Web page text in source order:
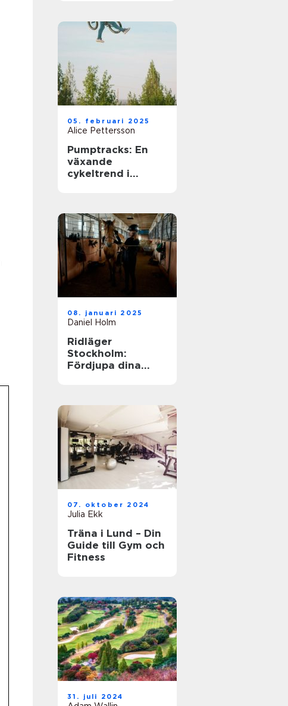
05. februari 2025
Alice Pettersson
Pumptracks: En
växande
cykeltrend i
08. januari 2025
Daniel Holm
Ridläger
Stockholm:
Fördjupa dina
07. oktober 2024
Julia Ekk
Träna i Lund – Din
Guide till Gym och
Fitness
31. juli 2024